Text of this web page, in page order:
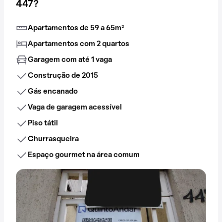
447?
Apartamentos de 59 a 65m²
Apartamentos com 2 quartos
Garagem com até 1 vaga
Construção de 2015
Gás encanado
Vaga de garagem acessível
Piso tátil
Churrasqueira
Espaço gourmet na área comum